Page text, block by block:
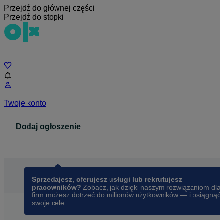
Przejdź do głównej części
Przejdź do stopki
Twoje konto
Dodaj ogłoszenie
Sprzedajesz, oferujesz usługi lub rekrutujesz
pracowników? Zobacz, jak dzięki naszym rozwiązaniom dla
firm możesz dotrzeć do milionów użytkowników — i osiągnąć
swoje cele.